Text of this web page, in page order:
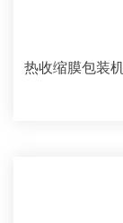
热收缩膜包装